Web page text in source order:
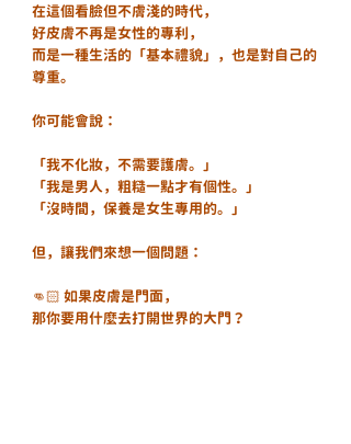
在這個看臉但不膚淺的時代，
好皮膚不再是女性的專利，
而是一種生活的「基本禮貌」，也是對自己的
尊重。
你可能會說：
「我不化妝，不需要護膚。」
「我是男人，粗糙一點才有個性。」
「沒時間，保養是女生專用的。」
但，讓我們來想一個問題：
👊🏻 如果皮膚是門面，
那你要用什麼去打開世界的大門？